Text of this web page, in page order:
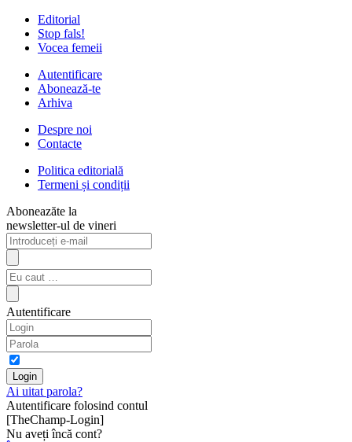
Editorial
Stop fals!
Vocea femeii
Autentificare
Abonează-te
Arhiva
Despre noi
Contacte
Politica editorială
Termeni și condiții
Aboneazăte la
newsletter-ul de vineri
Autentificare
Ai uitat parola?
Autentificare folosind contul
[TheChamp-Login]
Nu aveți încă cont?